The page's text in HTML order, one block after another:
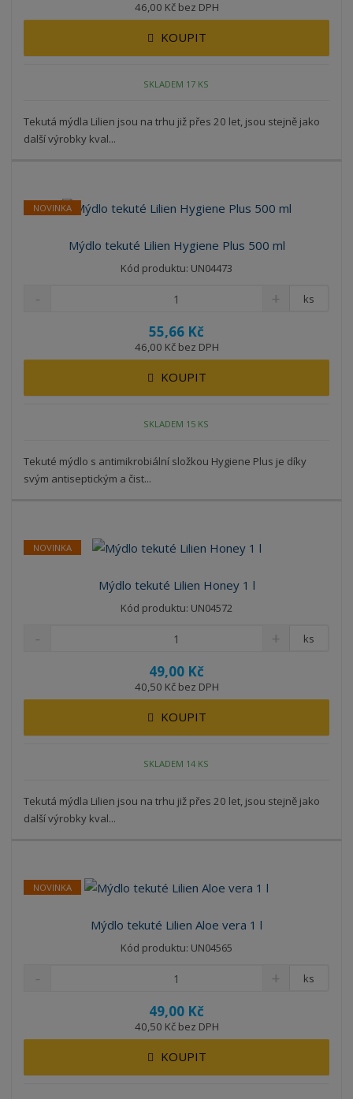
46,00 Kč bez DPH
KOUPIT
SKLADEM 17 KS
Tekutá mýdla Lilien jsou na trhu již přes 20 let, jsou stejně jako
další výrobky kval...
NOVINKA
Mýdlo tekuté Lilien Hygiene Plus 500 ml
Kód produktu: UN04473
55,66 Kč
46,00 Kč bez DPH
ks
KOUPIT
SKLADEM 15 KS
Tekuté mýdlo s antimikrobiální složkou Hygiene Plus je díky
svým antiseptickým a čist...
NOVINKA
Mýdlo tekuté Lilien Honey 1 l
Kód produktu: UN04572
49,00 Kč
40,50 Kč bez DPH
ks
KOUPIT
SKLADEM 14 KS
Tekutá mýdla Lilien jsou na trhu již přes 20 let, jsou stejně jako
další výrobky kval...
NOVINKA
Mýdlo tekuté Lilien Aloe vera 1 l
Kód produktu: UN04565
49,00 Kč
40,50 Kč bez DPH
ks
KOUPIT